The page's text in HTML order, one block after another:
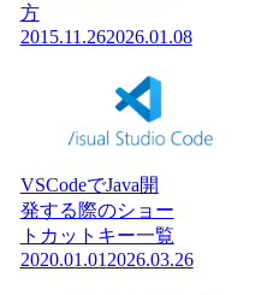
方
2015.11.262026.01.08
VSCodeでJava開
発する際のショー
トカットキー一覧
2020.01.01 2026.03.26